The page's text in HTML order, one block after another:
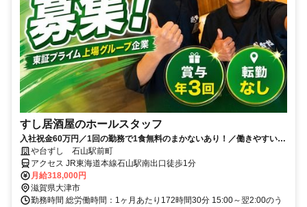
すし居酒屋のホールスタッフ
入社祝金60万円／1回の勤務で1食無料のまかないあり！／働きやすい環
境づくりに力を入れています◎
や台ずし 石山駅前町
アクセス JR東海道本線石山駅南出口徒歩1分
月給318,000円
滋賀県大津市
勤務時間 総労働時間：1ヶ月あたり172時間30分 15:00～翌2:00のう